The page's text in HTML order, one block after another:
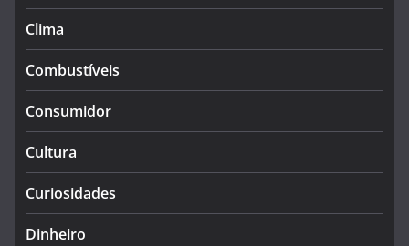
Clima
Combustíveis
Consumidor
Cultura
Curiosidades
Dinheiro